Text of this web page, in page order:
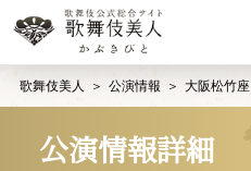
歌舞伎美人 公演情報 大阪松竹座
公演情報詳細